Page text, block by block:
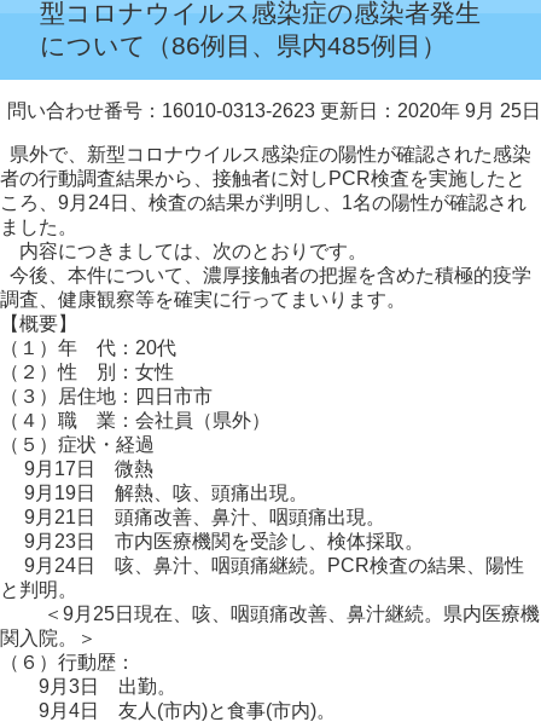
型コロナウイルス感染症の感染者発生
について（86例目、県内485例目）
問い合わせ番号：16010-0313-2623 更新日：2020年 9月 25日
県外で、新型コロナウイルス感染症の陽性が確認された感染
者の行動調査結果から、接触者に対しPCR検査を実施したと
ころ、9月24日、検査の結果が判明し、1名の陽性が確認され
ました。
内容につきましては、次のとおりです。
今後、本件について、濃厚接触者の把握を含めた積極的疫学
調査、健康観察等を確実に行ってまいります。
【概要】
（１）年 代：20代
（２）性 別：女性
（３）居住地：四日市市
（４）職 業：会社員（県外）
（５）症状・経過
9月17日 微熱
9月19日 解熱、咳、頭痛出現。
9月21日 頭痛改善、鼻汁、咽頭痛出現。
9月23日 市内医療機関を受診し、検体採取。
9月24日 咳、鼻汁、咽頭痛継続。PCR検査の結果、陽性
と判明。
＜9月25日現在、咳、咽頭痛改善、鼻汁継続。県内医療機
関入院。＞
（６）行動歴：
9月3日 出勤。
9月4日 友人(市内)と食事(市内)。